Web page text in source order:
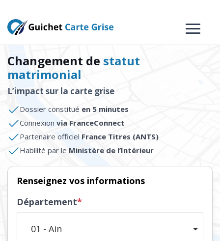
Changement de statut
matrimonial
L’impact sur la carte grise
Dossier constitué en 5 minutes
Connexion via FranceConnect
Partenaire officiel France Titres (ANTS)
Habilité par le Ministère de l’Intérieur
Renseignez vos informations
Département*
01 - Ain